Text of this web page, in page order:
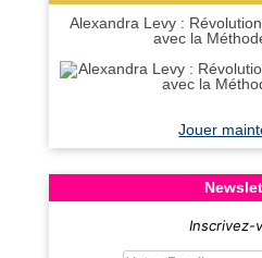
Alexandra Levy :
avec la
Jouer
Inscrivez-